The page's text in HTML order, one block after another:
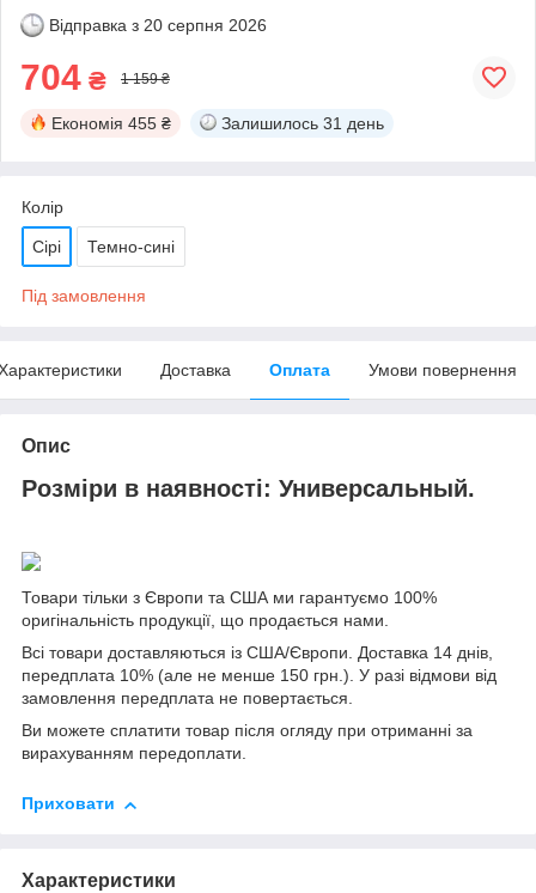
Відправка з 20 серпня 2026
704 ₴ 1 159 ₴
Економія 455 ₴ Залишилось 31 день
Колір
Сірі Темно-сині
Під замовлення
Доставка Оплата Умови повернення
Опис
Розміри в наявності: Универсальный.
Товари тільки з Європи та США ми гарантуємо 100%
оригінальність продукції, що продається нами.
Всі товари доставляються із США/Європи. Доставка 14 днів,
передплата 10% (але не менше 150 грн.). У разі відмови від
замовлення передплата не повертається.
Ви можете сплатити товар після огляду при отриманні за
вирахуванням передоплати.
Приховати
Характеристики